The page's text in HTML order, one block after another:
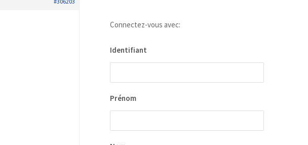
Connectez-vous avec:
Identifiant
Prénom